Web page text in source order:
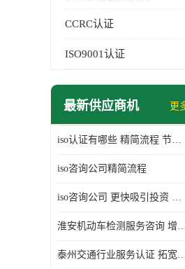
CCRC认证
ISO9001认证
最新供应商机 更
iso认证有哪些 精简流程 节省企业运营成本
iso咨询公司精简流程
iso咨询公司 更快吸引投资 节省企业运营成本
淮安机动车检测服务咨询 增加竞争力
泰州交通行业服务认证 拓宽可业务范围